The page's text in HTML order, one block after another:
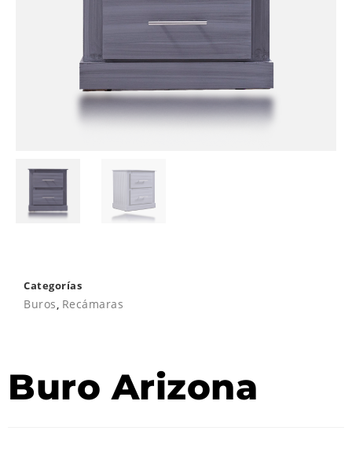
Categorías
Buros, Recámaras
Buro Arizona